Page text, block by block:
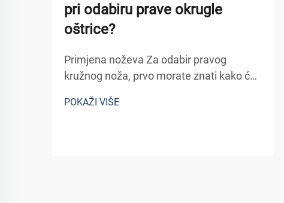
pri odabiru prave okrugle
oštrice?
Primjena noževa Za odabir pravog
kružnog noža, prvo morate znati kako će
materijala poput drva, metala i plastike,
POKAŽI VIŠE